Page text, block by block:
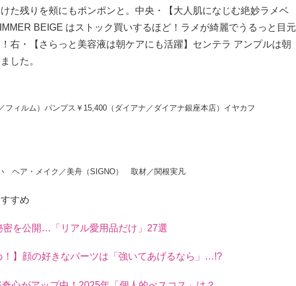
た残りを頰にもポンポンと。中央・【大人肌になじむ絶妙ラメベ
BEIGE はストック買いするほど！ラメが綺麗でうるっと目元
右・【さらっと美容液は朝ケアにも活躍】センテラ アンプルは朝
した。
フィルム）パンプス￥15,400（ダイアナ／ダイアナ銀座本店）イヤカフ
ヘア・メイク／美舟（SIGNO） 取材／関根実凡
すめ
を公開…「リアル愛用品だけ」27選
！】顔の好きなパーツは「強いてあげるなら」…!?